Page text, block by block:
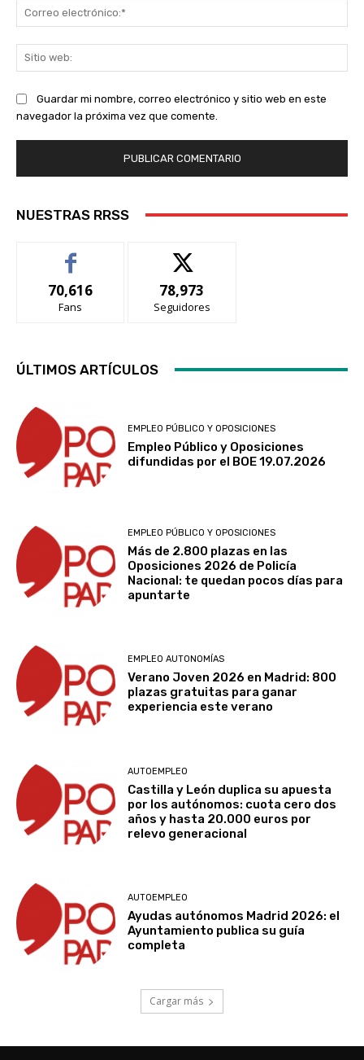
Guardar mi nombre, correo electrónico y sitio web en este
navegador la próxima vez que comente.
NUESTRAS RRSS
70,616
Fans
78,973
Seguidores
ÚLTIMOS ARTÍCULOS
EMPLEO PÚBLICO Y OPOSICIONES
Empleo Público y Oposiciones
difundidas por el BOE 19.07.2026
EMPLEO PÚBLICO Y OPOSICIONES
Más de 2.800 plazas en las
Oposiciones 2026 de Policía
Nacional: te quedan pocos días para
apuntarte
EMPLEO AUTONOMÍAS
Verano Joven 2026 en Madrid: 800
plazas gratuitas para ganar
experiencia este verano
AUTOEMPLEO
Castilla y León duplica su apuesta
por los autónomos: cuota cero dos
años y hasta 20.000 euros por
relevo generacional
AUTOEMPLEO
Ayudas autónomos Madrid 2026: el
Ayuntamiento publica su guía
completa
Cargar más